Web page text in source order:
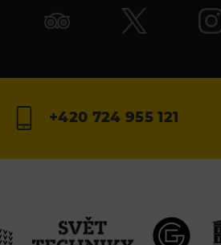
+420 724 955 121